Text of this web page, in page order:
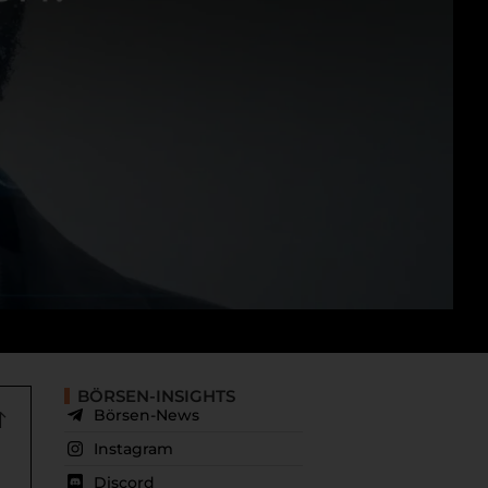
BÖRSEN-INSIGHTS
Börsen-News
Instagram
Discord